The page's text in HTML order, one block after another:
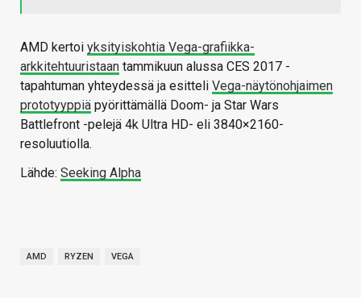
AMD kertoi yksityiskohtia Vega-grafiikka-
arkkitehtuuristaan tammikuun alussa CES 2017 -
tapahtuman yhteydessä ja esitteli Vega-näytönohjaimen
prototyyppiä pyörittämällä Doom- ja Star Wars
Battlefront -pelejä 4k Ultra HD- eli 3840×2160-
resoluutiolla.
Lähde: Seeking Alpha
AMD RYZEN VEGA